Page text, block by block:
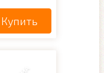
Купить